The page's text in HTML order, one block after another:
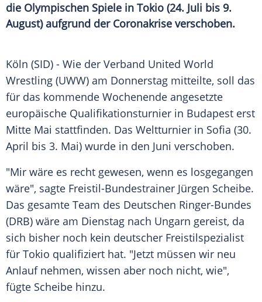
die Olympischen Spiele in Tokio (24. Juli bis 9.
August) aufgrund der Coronakrise verschoben.
Köln (SID) - Wie der Verband United World
Wrestling (UWW) am Donnerstag mitteilte, soll das
für das kommende Wochenende angesetzte
europäische Qualifikationsturnier in Budapest erst
Mitte Mai stattfinden. Das Weltturnier in Sofia (30.
April bis 3. Mai) wurde in den Juni verschoben.
"Mir wäre es recht gewesen, wenn es losgegangen
wäre", sagte Freistil-Bundestrainer Jürgen Scheibe.
Das gesamte Team des Deutschen Ringer-Bundes
(DRB) wäre am Dienstag nach Ungarn gereist, da
sich bisher noch kein deutscher Freistilspezialist
für Tokio qualifiziert hat. "Jetzt müssen wir neu
Anlauf nehmen, wissen aber noch nicht, wie",
fügte Scheibe hinzu.